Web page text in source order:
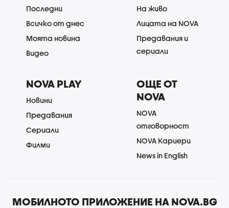
Последни
Всичко от днес
Моята новина
Видео
На живо
Лицата на NOVA
Предавания и
сериали
NOVA PLAY
Новини
Предавания
Сериали
Филми
ОЩЕ ОТ
NOVA
NOVA
отговорност
NOVA Кариери
News in English
МОБИЛНОТО ПРИЛОЖЕНИЕ НА NOVA.BG